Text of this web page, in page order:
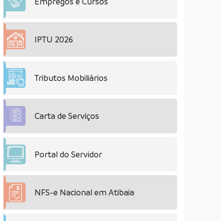
IPTU 2026
Tributos Mobiliários
Carta de Serviços
Portal do Servidor
NFS-e Nacional em Atibaia